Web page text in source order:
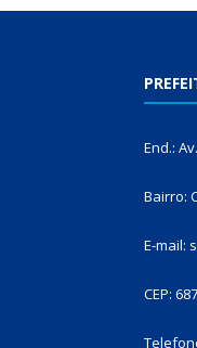
End.:
Bairro:
E-mail:
CEP: